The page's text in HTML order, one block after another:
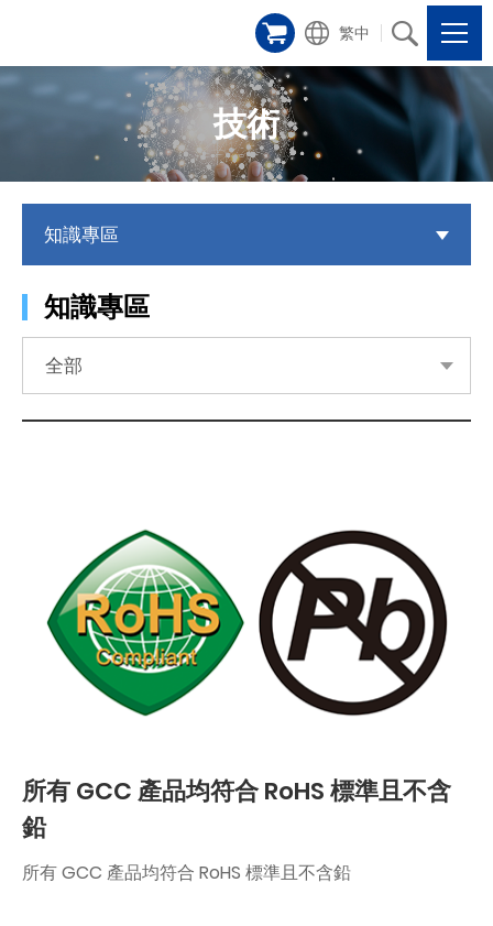
繁中
技術
知識專區
知識專區
全部
所有 GCC 產品均符合 RoHS 標準且不含
鉛
所有 GCC 產品均符合 RoHS 標準且不含鉛